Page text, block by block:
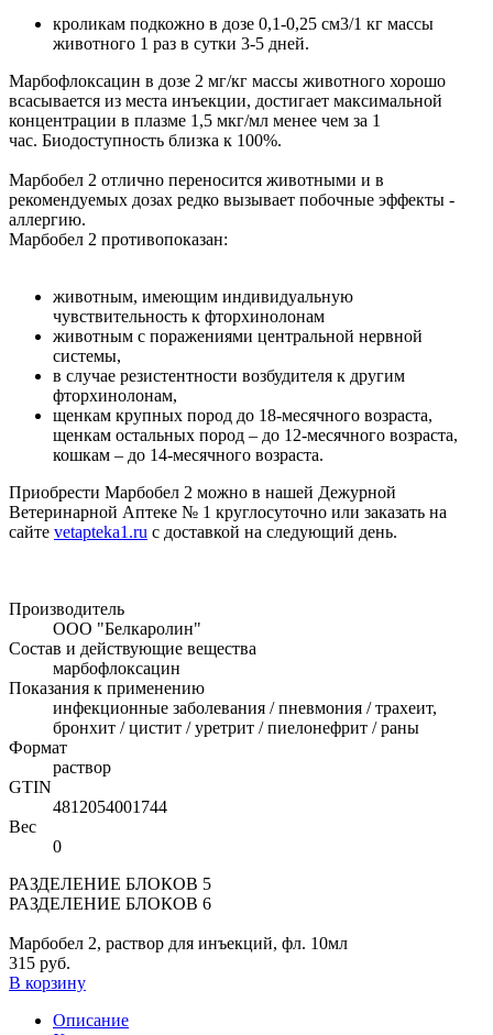
кроликам подкожно в дозе 0,1-0,25 см3/1 кг массы
животного 1 раз в сутки 3-5 дней.
Марбофлоксацин в дозе 2 мг/кг массы животного хорошо
всасывается из места инъекции, достигает максимальной
концентрации в плазме 1,5 мкг/мл менее чем за 1
час. Биодоступность близка к 100%.
Марбобел 2 отлично переносится животными и в
рекомендуемых дозах редко вызывает побочные эффекты -
аллергию.
Марбобел 2 противопоказан:
животным, имеющим индивидуальную
чувствительность к фторхинолонам
животным с поражениями центральной нервной
системы,
в случае резистентности возбудителя к другим
фторхинолонам,
щенкам крупных пород до 18-месячного возраста,
щенкам остальных пород – до 12-месячного возраста,
кошкам – до 14-месячного возраста.
Приобрести Марбобел 2 можно в нашей Дежурной
Ветеринарной Аптеке № 1 круглосуточно или заказать на
сайте vetapteka1.ru с доставкой на следующий день.
Производитель
ООО "Белкаролин"
Состав и действующие вещества
марбофлоксацин
Показания к применению
инфекционные заболевания / пневмония / трахеит,
бронхит / цистит / уретрит / пиелонефрит / раны
Формат
раствор
GTIN
4812054001744
Вес
0
РАЗДЕЛЕНИЕ БЛОКОВ 5
РАЗДЕЛЕНИЕ БЛОКОВ 6
Марбобел 2, раствор для инъекций, фл. 10мл
315 руб.
В корзину
Описание